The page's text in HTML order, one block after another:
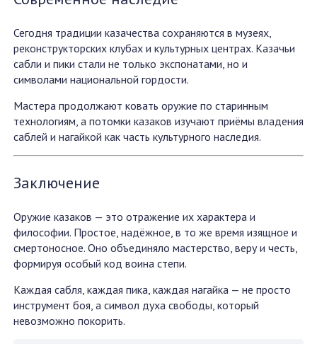
Сегодня традиции казачества сохраняются в музеях,
реконструкторских клубах и культурных центрах. Казачьи
сабли и пики стали не только экспонатами, но и
символами национальной гордости.
Мастера продолжают ковать оружие по старинным
технологиям, а потомки казаков изучают приёмы владения
саблей и нагайкой как часть культурного наследия.
Заключение
Оружие казаков — это отражение их характера и
философии. Простое, надёжное, в то же время изящное и
смертоносное. Оно объединяло мастерство, веру и честь,
формируя особый код воина степи.
Каждая сабля, каждая пика, каждая нагайка — не просто
инструмент боя, а символ духа свободы, который
невозможно покорить.